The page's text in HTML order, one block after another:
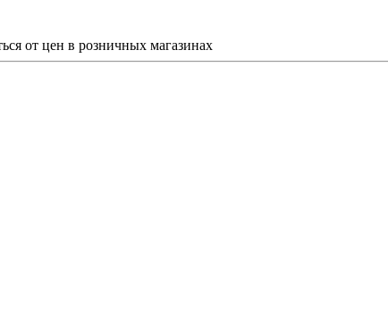
от цен в розничных магазинах